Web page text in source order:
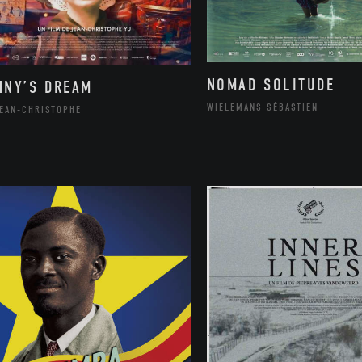
DREAM
CHRISTOPHE
NOMAD SOLITUDE
WIELEMANS SÉBASTIEN